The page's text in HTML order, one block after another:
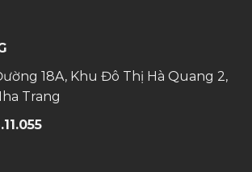
18A, Khu Đô Thị Hà Quang 2,
Trang